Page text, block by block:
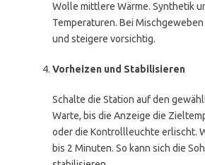
Wolle mittlere Wärme. Synthetik
Temperaturen. Bei
und steigere vorsichtig.
Vorheizen und Stabilisieren
Schalte die Station auf den
Warte, bis die Anzeige die
oder die Kontrollleuchte erlischt.
bis 2 Minuten. So kann sich die